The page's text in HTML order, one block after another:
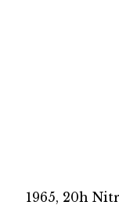
1965, 20h